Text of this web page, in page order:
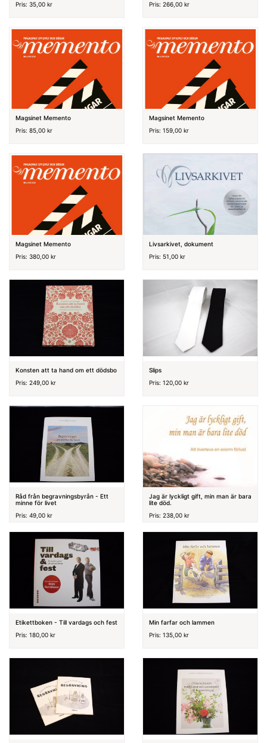
Pris: 35,00 kr
Pris: 266,00 kr
Magsinet Memento
Pris: 85,00 kr
Magsinet Memento
Pris: 159,00 kr
Magsinet Memento
Pris: 380,00 kr
Livsarkivet, dokument
Pris: 51,00 kr
Konsten att ta hand om ett dödsbo
Pris: 249,00 kr
Slips
Pris: 120,00 kr
Råd från begravningsbyrån - Ett
minne för livet
Pris: 49,00 kr
Jag är lyckligt gift, min man är bara
lite död.
Pris: 238,00 kr
Etikettboken - Till vardags och fest
Pris: 180,00 kr
Min farfar och lammen
Pris: 135,00 kr